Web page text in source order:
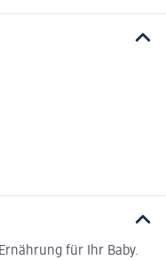
für Ihr Baby.